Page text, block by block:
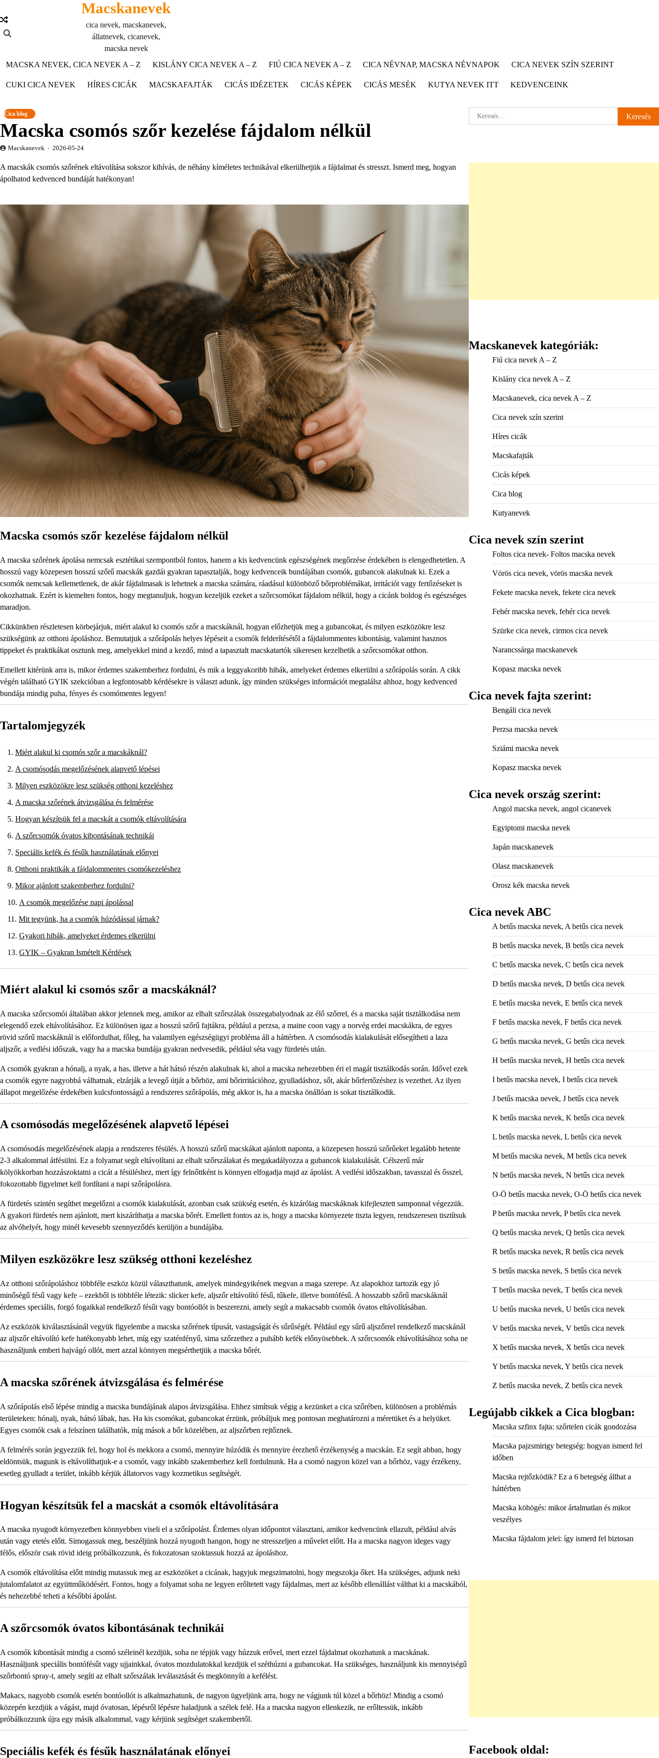
to
content
Macskanevek
cica nevek, macskanevek,
állatnevek, cicanevek,
macska nevek
MACSKA NEVEK, CICA NEVEK A – Z
KISLÁNY CICA NEVEK A – Z FIÚ CICA NEVEK A – Z CICA NÉVNAP, MACSKA NÉVNAPOK CICA NEVEK SZÍN SZERINT
CUKI CICA NEVEK HÍRES CICÁK MACSKAFAJTÁK CICÁS IDÉZETEK CICÁS KÉPEK CICÁS MESÉK KUTYA NEVEK ITT KEDVENCEINK
Cica blog
Macska csomós szőr kezelése fájdalom nélkül
Macskanevek 2026-05-24
A macskák csomós szőrének eltávolítása sokszor kihívás, de néhány kíméletes technikával elkerülhetjük a fájdalmat és stresszt. Ismerd meg, hogyan
ápolhatod kedvenced bundáját hatékonyan!
Macska csomós szőr kezelése fájdalom nélkül
A macska szőrének ápolása nemcsak esztétikai szempontból fontos, hanem a kis kedvencünk egészségének megőrzése érdekében is elengedhetetlen. A
hosszú vagy közepesen hosszú szőrű macskák gazdái gyakran tapasztalják, hogy kedvenceik bundájában csomók, gubancok alakulnak ki. Ezek a
csomók nemcsak kellemetlenek, de akár fájdalmasak is lehetnek a macska számára, ráadásul különböző bőrproblémákat, irritációt vagy fertőzéseket is
okozhatnak. Ezért is kiemelten fontos, hogy megtanuljuk, hogyan kezeljük ezeket a szőrcsomókat fájdalom nélkül, hogy a cicánk boldog és egészséges
maradjon.
Cikkünkben részletesen körbejárjuk, miért alakul ki csomós szőr a macskáknál, hogyan előzhetjük meg a gubancokat, és milyen eszközökre lesz
szükségünk az otthoni ápoláshoz. Bemutatjuk a szőrápolás helyes lépéseit a csomók felderítésétől a fájdalommentes kibontásig, valamint hasznos
tippeket és praktikákat osztunk meg, amelyekkel mind a kezdő, mind a tapasztalt macskatartók sikeresen kezelhetik a szőrcsomókat otthon.
Emellett kitérünk arra is, mikor érdemes szakemberhez fordulni, és mik a leggyakoribb hibák, amelyeket érdemes elkerülni a szőrápolás során. A cikk
végén található GYIK szekcióban a legfontosabb kérdésekre is választ adunk, így minden szükséges információt megtalálsz ahhoz, hogy kedvenced
bundája mindig puha, fényes és csomómentes legyen!
Tartalomjegyzék
Miért alakul ki csomós szőr a macskáknál?
A csomósodás megelőzésének alapvető lépései
Milyen eszközökre lesz szükség otthoni kezeléshez
A macska szőrének átvizsgálása és felmérése
Hogyan készítsük fel a macskát a csomók eltávolítására
A szőrcsomók óvatos kibontásának technikái
Speciális kefék és fésűk használatának előnyei
Otthoni praktikák a fájdalommentes csomókezeléshez
Mikor ajánlott szakemberhez fordulni?
A csomók megelőzése napi ápolással
Mit tegyünk, ha a csomók húzódással járnak?
Gyakori hibák, amelyeket érdemes elkerülni
GYIK – Gyakran Ismételt Kérdések
Miért alakul ki csomós szőr a macskáknál?
A macska szőrcsomói általában akkor jelennek meg, amikor az elhalt szőrszálak összegabalyodnak az élő szőrrel, és a macska saját tisztálkodása nem
elegendő ezek eltávolításához. Ez különösen igaz a hosszú szőrű fajtákra, például a perzsa, a maine coon vagy a norvég erdei macskákra, de egyes
rövid szőrű macskáknál is előfordulhat, főleg, ha valamilyen egészségügyi probléma áll a háttérben. A csomósodás kialakulását elősegítheti a laza
aljszőr, a vedlési időszak, vagy ha a macska bundája gyakran nedvesedik, például séta vagy fürdetés után.
A csomók gyakran a hónalj, a nyak, a has, illetve a hát hátsó részén alakulnak ki, ahol a macska nehezebben éri el magát tisztálkodás során. Idővel ezek
a csomók egyre nagyobbá válhatnak, elzárják a levegő útját a bőrhöz, ami bőrirritációhoz, gyulladáshoz, sőt, akár bőrfertőzéshez is vezethet. Az ilyen
állapot megelőzése érdekében kulcsfontosságú a rendszeres szőrápolás, még akkor is, ha a macska önállóan is sokat tisztálkodik.
A csomósodás megelőzésének alapvető lépései
A csomósodás megelőzésének alapja a rendszeres fésülés. A hosszú szőrű macskákat ajánlott naponta, a közepesen hosszú szőrűeket legalább hetente
2-3 alkalommal átfésülni. Ez a folyamat segít eltávolítani az elhalt szőrszálakat és megakadályozza a gubancok kialakulását. Célszerű már
kölyökkorban hozzászoktatni a cicát a fésüléshez, mert így felnőttként is könnyen elfogadja majd az ápolást. A vedlési időszakban, tavasszal és ősszel,
fokozottabb figyelmet kell fordítani a napi szőrápolásra.
A fürdetés szintén segíthet megelőzni a csomók kialakulását, azonban csak szükség esetén, és kizárólag macskáknak kifejlesztett samponnal végezzük.
A gyakori fürdetés nem ajánlott, mert kiszáríthatja a macska bőrét. Emellett fontos az is, hogy a macska környezete tiszta legyen, rendszeresen tisztítsuk
az alvóhelyét, hogy minél kevesebb szennyeződés kerüljön a bundájába.
Milyen eszközökre lesz szükség otthoni kezeléshez
Az otthoni szőrápoláshoz többféle eszköz közül választhatunk, amelyek mindegyikének megvan a maga szerepe. Az alapokhoz tartozik egy jó
minőségű fésű vagy kefe – ezekből is többféle létezik: slicker kefe, aljszőr eltávolító fésű, tűkefe, illetve bontófésű. A hosszabb szőrű macskáknál
érdemes speciális, forgó fogaikkal rendelkező fésűt vagy bontóollót is beszerezni, amely segít a makacsabb csomók óvatos eltávolításában.
Az eszközök kiválasztásánál vegyük figyelembe a macska szőrének típusát, vastagságát és sűrűségét. Például egy sűrű aljszőrrel rendelkező macskánál
az aljszőr eltávolító kefe hatékonyabb lehet, míg egy szaténfényű, sima szőrzethez a puhább kefék előnyösebbek. A szőrcsomók eltávolításához soha ne
használjunk emberi hajvágó ollót, mert azzal könnyen megsérthetjük a macska bőrét.
A macska szőrének átvizsgálása és felmérése
A szőrápolás első lépése mindig a macska bundájának alapos átvizsgálása. Ehhez simítsuk végig a kezünket a cica szőrében, különösen a problémás
területeken: hónalj, nyak, hátsó lábak, has. Ha kis csomókat, gubancokat érzünk, próbáljuk meg pontosan meghatározni a méretüket és a helyüket.
Egyes csomók csak a felszínen találhatók, míg mások a bőr közelében, az aljszőrben rejtőznek.
A felmérés során jegyezzük fel, hogy hol és mekkora a csomó, mennyire húzódik és mennyire érezhető érzékenység a macskán. Ez segít abban, hogy
eldöntsük, magunk is eltávolíthatjuk-e a csomót, vagy inkább szakemberhez kell fordulnunk. Ha a csomó nagyon közel van a bőrhöz, vagy érzékeny,
esetleg gyulladt a terület, inkább kérjük állatorvos vagy kozmetikus segítségét.
Hogyan készítsük fel a macskát a csomók eltávolítására
A macska nyugodt környezetben könnyebben viseli el a szőrápolást. Érdemes olyan időpontot választani, amikor kedvencünk ellazult, például alvás
után vagy etetés előtt. Simogassuk meg, beszéljünk hozzá nyugodt hangon, hogy ne stresszeljen a művelet előtt. Ha a macska nagyon ideges vagy
félős, először csak rövid ideig próbálkozzunk, és fokozatosan szoktassuk hozzá az ápoláshoz.
A csomók eltávolítása előtt mindig mutassuk meg az eszközöket a cicának, hagyjuk megszimatolni, hogy megszokja őket. Ha szükséges, adjunk neki
jutalomfalatot az együttműködésért. Fontos, hogy a folyamat soha ne legyen erőltetett vagy fájdalmas, mert az később ellenállást válthat ki a macskából,
és nehezebbé teheti a későbbi ápolást.
A szőrcsomók óvatos kibontásának technikái
A csomók kibontását mindig a csomó széleinél kezdjük, soha ne tépjük vagy húzzuk erővel, mert ezzel fájdalmat okozhatunk a macskának.
Használjunk speciális bontófésűt vagy ujjainkkal, óvatos mozdulatokkal kezdjük el széthúzni a gubancokat. Ha szükséges, használjunk kis mennyiségű
szőrbontó spray-t, amely segíti az elhalt szőrszálak leválasztását és megkönnyíti a kefélést.
Makacs, nagyobb csomók esetén bontóollót is alkalmazhatunk, de nagyon ügyeljünk arra, hogy ne vágjunk túl közel a bőrhöz! Mindig a csomó
közepén kezdjük a vágást, majd óvatosan, lépésről lépésre haladjunk a szélek felé. Ha a macska nagyon ellenkezik, ne erőltessük, inkább
próbálkozzunk újra egy másik alkalommal, vagy kérjünk segítséget szakembertől.
Speciális kefék és fésűk használatának előnyei
Keresés:
Macskanevek kategóriák:
Fiú cica nevek A – Z
Kislány cica nevek A – Z
Macskanevek, cica nevek A – Z
Cica nevek szín szerint
Híres cicák
Macskafajták
Cicás képek
Cica blog
Kutyanevek
Cica nevek szín szerint
Foltos cica nevek- Foltos macska nevek
Vörös cica nevek, vörös macska nevek
Fekete macska nevek, fekete cica nevek
Fehér macska nevek, fehér cica nevek
Szürke cica nevek, cirmos cica nevek
Narancssárga macskanevek
Kopasz macska nevek
Cica nevek fajta szerint:
Bengáli cica nevek
Perzsa macska nevek
Sziámi macska nevek
Kopasz macska nevek
Cica nevek ország szerint:
Angol macska nevek, angol cicanevek
Egyiptomi macska nevek
Japán macskanevek
Olasz macskanevek
Orosz kék macska nevek
Cica nevek ABC
A betűs macska nevek, A betűs cica nevek
B betűs macska nevek, B betűs cica nevek
C betűs macska nevek, C betűs cica nevek
D betűs macska nevek, D betűs cica nevek
E betűs macska nevek, E betűs cica nevek
F betűs macska nevek, F betűs cica nevek
G betűs macska nevek, G betűs cica nevek
H betűs macska nevek, H betűs cica nevek
I betűs macska nevek, I betűs cica nevek
J betűs macska nevek, J betűs cica nevek
K betűs macska nevek, K betűs cica nevek
L betűs macska nevek, L betűs cica nevek
M betűs macska nevek, M betűs cica nevek
N betűs macska nevek, N betűs cica nevek
O-Ö betűs macska nevek, O-Ö betűs cica nevek
P betűs macska nevek, P betűs cica nevek
Q betűs macska nevek, Q betűs cica nevek
R betűs macska nevek, R betűs cica nevek
S betűs macska nevek, S betűs cica nevek
T betűs macska nevek, T betűs cica nevek
U betűs macska nevek, U betűs cica nevek
V betűs macska nevek, V betűs cica nevek
X betűs macska nevek, X betűs cica nevek
Y betűs macska nevek, Y betűs cica nevek
Z betűs macska nevek, Z betűs cica nevek
Legújabb cikkek a Cica blogban:
Macska szfinx fajta: szőrtelen cicák gondozása
Macska pajzsmirigy betegség: hogyan ismerd fel
időben
Macska rejtőzködik? Ez a 6 betegség állhat a
háttérben
Macska köhögés: mikor ártalmatlan és mikor
veszélyes
Macska fájdalom jelei: így ismerd fel biztosan
Facebook oldal: